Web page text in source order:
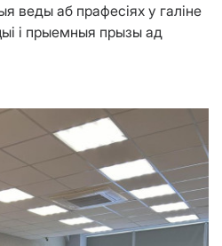
веды аб прафесіях у галіне
і прыемныя прызы ад